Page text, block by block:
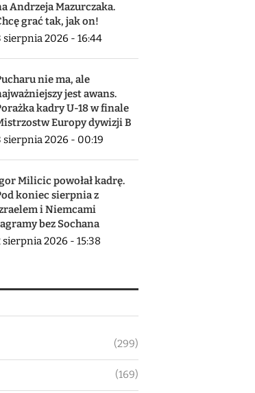
Andrzeja Mazurczaka.
grać tak, jak on!
sierpnia 2026 - 16:44
nie ma, ale
jest awans.
kadry U-18 w finale
Europy dywizji B
sierpnia 2026 - 00:19
Milicic powołał kadrę.
koniec sierpnia z
i Niemcami
bez Sochana
sierpnia 2026 - 15:38
(299)
(169)